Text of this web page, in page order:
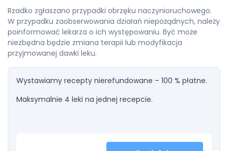
Rzadko zgłaszano przypadki obrzęku naczynioruchowego.
W przypadku zaobserwowania działań niepożądnych, należy
poinformować lekarza o ich występowaniu. Być może
niezbędna będzie zmiana terapii lub modyfikacja
przyjmowanej dawki leku.
Wystawiamy recepty nierefundowane – 100 % płatne.
Maksymalnie 4 leki na jednej recepcie.